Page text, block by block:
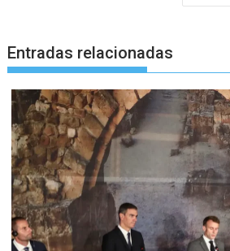
Entradas relacionadas